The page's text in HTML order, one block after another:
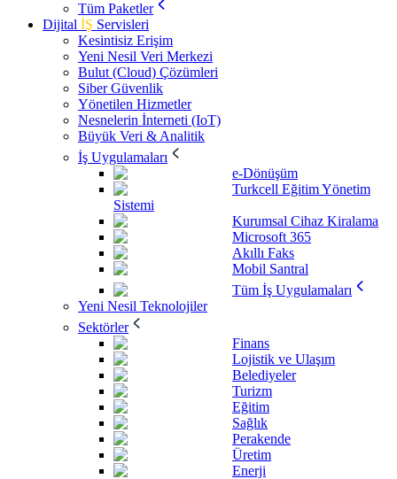
Tüm Paketler
Dijital İŞ Servisleri
Kesintisiz Erişim
Yeni Nesil Veri Merkezi
Bulut (Cloud) Çözümleri
Siber Güvenlik
Yönetilen Hizmetler
Nesnelerin İnterneti (IoT)
Büyük Veri & Analitik
İş Uygulamaları
e-Dönüşüm
Turkcell Eğitim Yönetim
Sistemi
Kurumsal Cihaz Kiralama
Microsoft 365
Akıllı Faks
Mobil Santral
Tüm İş Uygulamaları
Yeni Nesil Teknolojiler
Sektörler
Finans
Lojistik ve Ulaşım
Belediyeler
Turizm
Eğitim
Sağlık
Perakende
Üretim
Enerji